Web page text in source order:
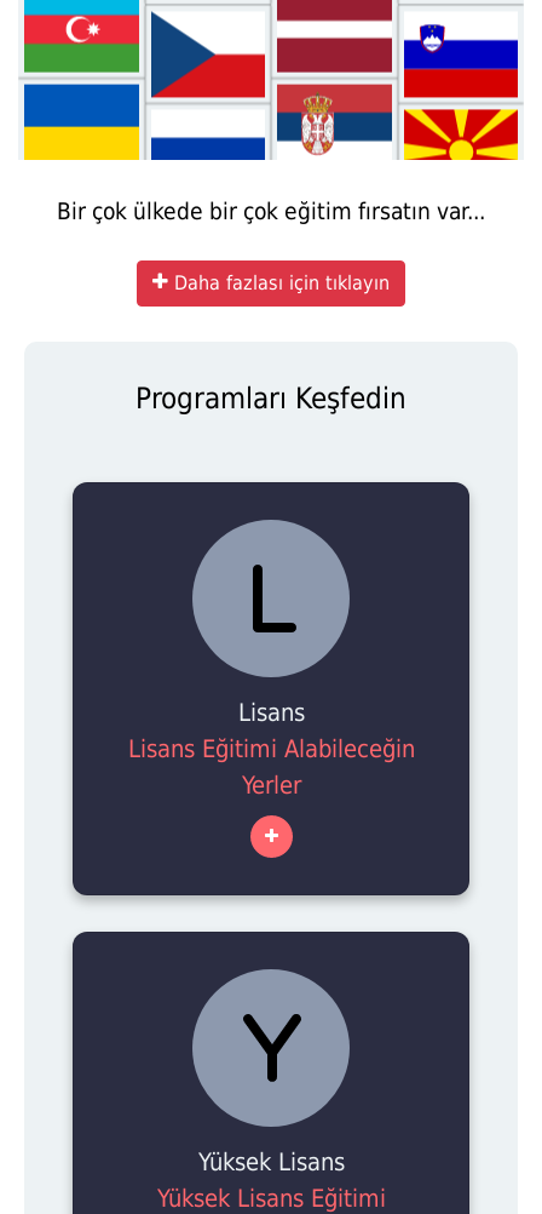
Bir çok ülkede bir çok eğitim fırsatın var...
Daha fazlası için tıklayın
Programları Keşfedin
Lisans
Lisans Eğitimi Alabileceğin
Yerler
Yüksek Lisans
Yüksek Lisans Eğitimi